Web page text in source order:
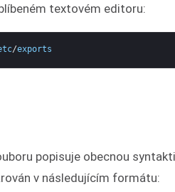
textovém editoru:
/exports
popisuje obecnou
v následujícím formátu: